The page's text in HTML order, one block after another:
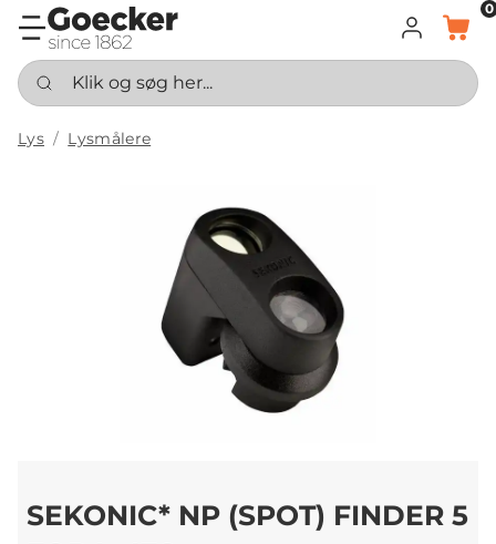
LOG INDKURV
0
Klik og søg her...
Lys Lysmålere
SEKONIC* NP (SPOT) FINDER 5